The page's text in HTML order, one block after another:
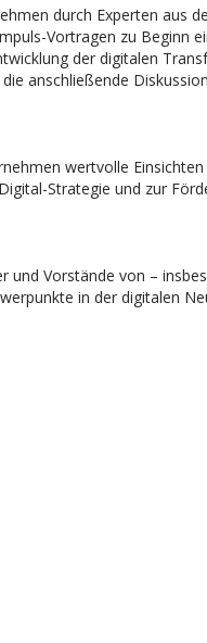
durch Experten aus
Vortragen zu Beginn
der digitalen
anschließende
wertvolle
Strategie und zur
und Vorstände von –
in der digitalen